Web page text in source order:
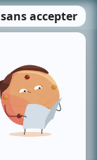
MENU
Recherche avancée »